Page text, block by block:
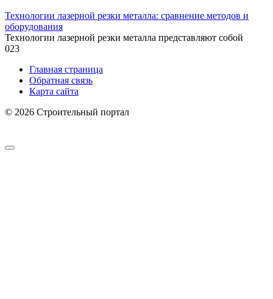
Технологии лазерной резки металла: сравнение методов и
оборудования
Технологии лазерной резки металла представляют собой
023
Главная страница
Обратная связь
Карта сайта
© 2026 Строительный портал